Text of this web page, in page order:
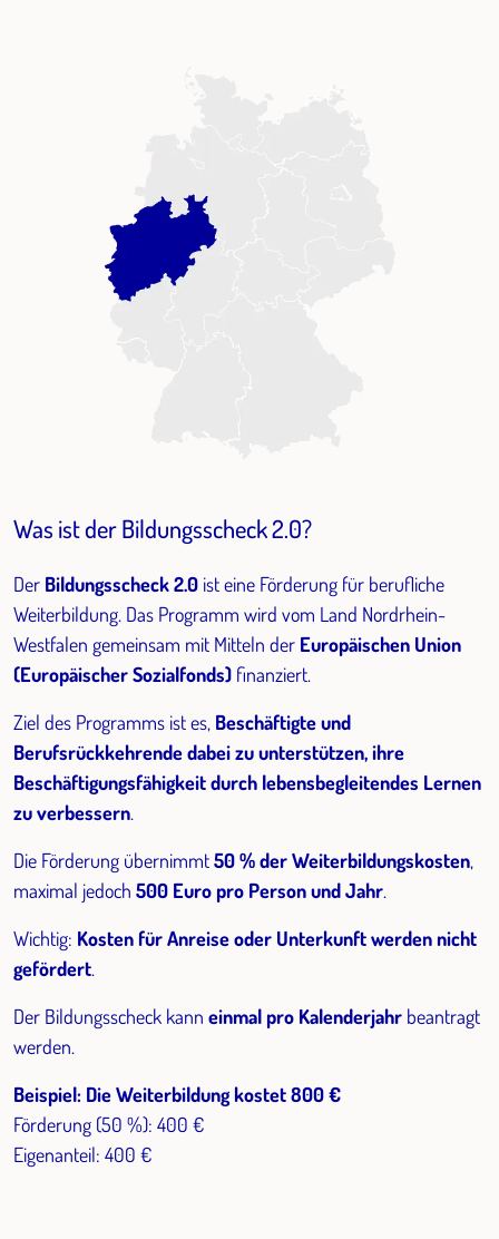
Was ist der Bildungsscheck 2.0?
Der Bildungsscheck 2.0 ist eine Förderung für berufliche
Weiterbildung. Das Programm wird vom Land Nordrhein-
Westfalen gemeinsam mit Mitteln der Europäischen Union
(Europäischer Sozialfonds) finanziert.
Ziel des Programms ist es, Beschäftigte und
Berufsrückkehrende dabei zu unterstützen, ihre
Beschäftigungsfähigkeit durch lebensbegleitendes Lernen
zu verbessern.
Die Förderung übernimmt50 % der Weiterbildungskosten,
maximal jedoch 500 Euro pro Person und Jahr.
Wichtig: Kosten für Anreise oder Unterkunft werden nicht
gefördert.
Der Bildungsscheck kann einmal pro Kalenderjahr beantragt
werden.
Beispiel: Die Weiterbildung kostet 800 €
Förderung (50 %): 400 €
Eigenanteil: 400 €